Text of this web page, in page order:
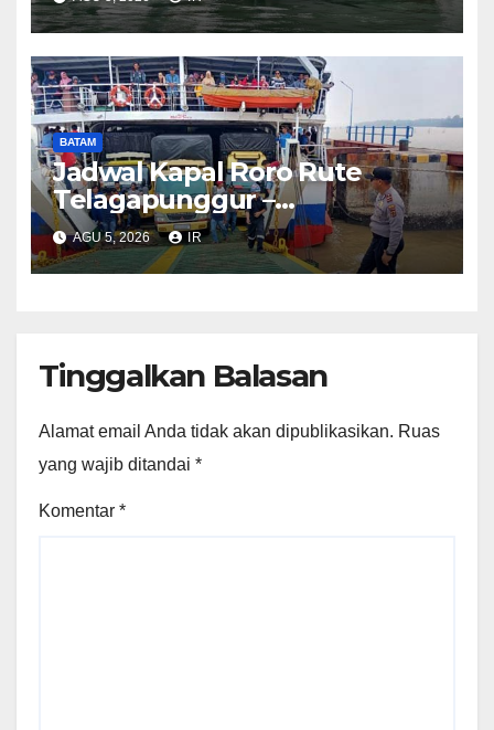
BATAM
Jadwal Kapal Roro Rute
Telagapunggur –
Tanjunguban dan Sebaliknya
AGU 5, 2026 IR
Tinggalkan Balasan
Alamat email Anda tidak akan dipublikasikan. Ruas
yang wajib ditandai *
Komentar *